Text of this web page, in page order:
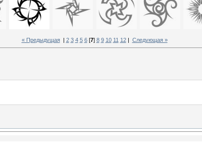
« Предыдущая| 2 3 4 5 6[7] 8 9 10 11 12| Следующая »